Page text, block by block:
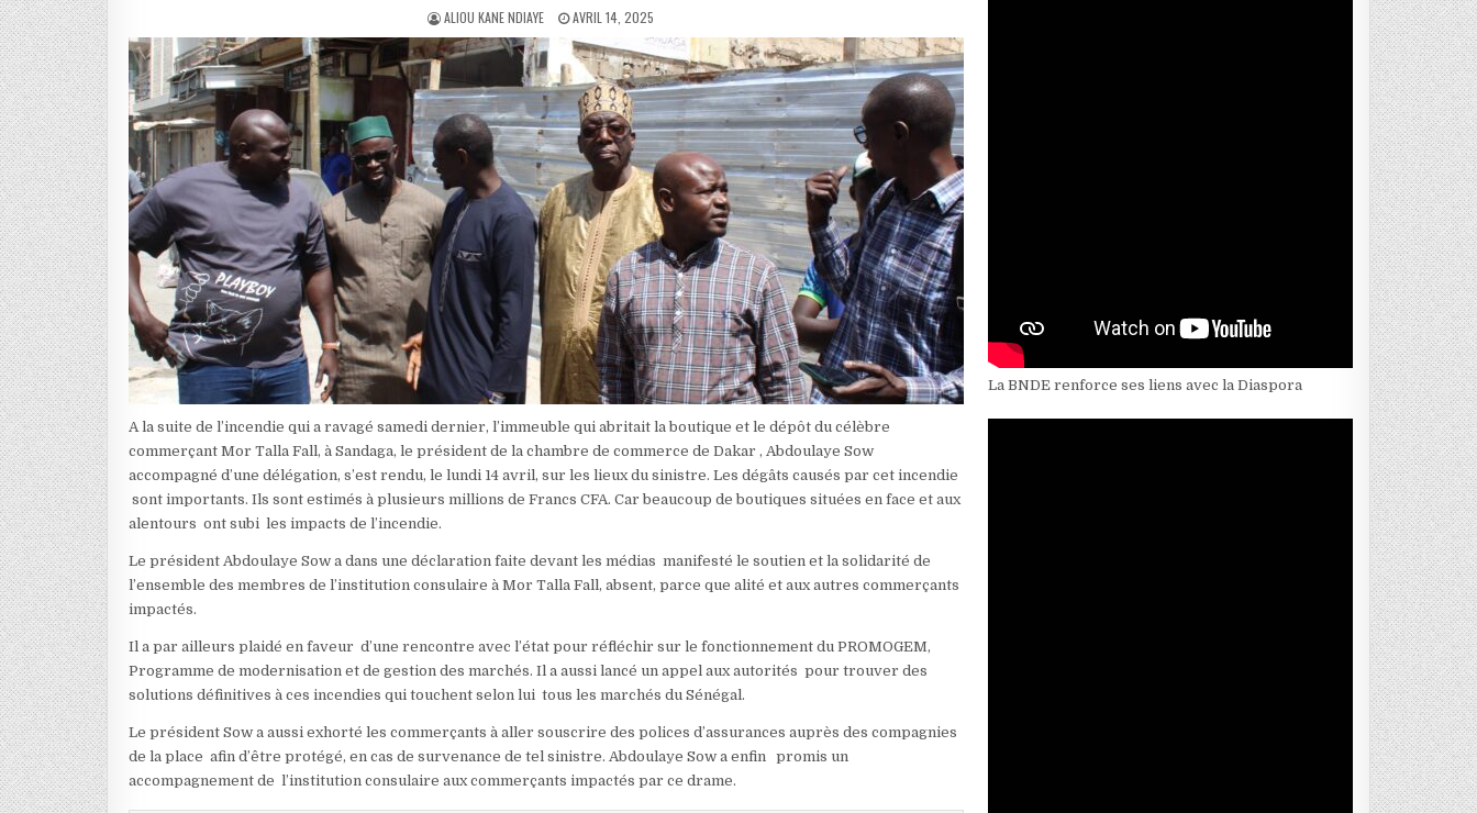
AUTHOR:
ALIOU KANE NDIAYE PUBLISHED DATE:
AVRIL 14, 2025
A la suite de l’incendie qui a ravagé samedi dernier, l’immeuble qui abritait la boutique et le dépôt du célèbre
commerçant Mor Talla Fall, à Sandaga, le président de la chambre de commerce de Dakar , Abdoulaye Sow
accompagné d’une délégation, s’est rendu, le lundi 14 avril, sur les lieux du sinistre. Les dégâts causés par cet incendie
sont importants. Ils sont estimés à plusieurs millions de Francs CFA. Car beaucoup de boutiques situées en face et aux
alentours ont subi les impacts de l’incendie.
Le président Abdoulaye Sow a dans une déclaration faite devant les médias manifesté le soutien et la solidarité de
l’ensemble des membres de l’institution consulaire à Mor Talla Fall, absent, parce que alité et aux autres commerçants
impactés.
Il a par ailleurs plaidé en faveur d’une rencontre avec l’état pour réfléchir sur le fonctionnement du PROMOGEM,
Programme de modernisation et de gestion des marchés. Il a aussi lancé un appel aux autorités pour trouver des
solutions définitives à ces incendies qui touchent selon lui tous les marchés du Sénégal.
Le président Sow a aussi exhorté les commerçants à aller souscrire des polices d’assurances auprès des compagnies
de la place afin d’être protégé, en cas de survenance de tel sinistre. Abdoulaye Sow a enfin promis un
accompagnement de l’institution consulaire aux commerçants impactés par ce drame.
La BNDE renforce ses liens avec la Diaspora